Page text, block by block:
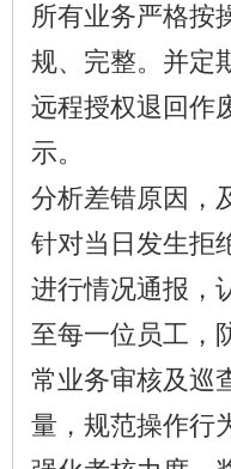
所有业务严格按
规、完整。并定
远程授权退回作
示。
分析差错原因，
针对当日发生拒
进行情况通报，
至每一位员工，
常业务审核及巡
量，规范操作行